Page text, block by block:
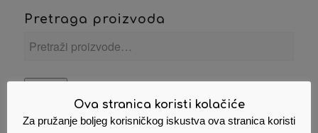
Pretraga proizvoda
Pretraži
Ova stranica koristi kolačiće
Za pružanje boljeg korisničkog iskustva ova stranica koristi